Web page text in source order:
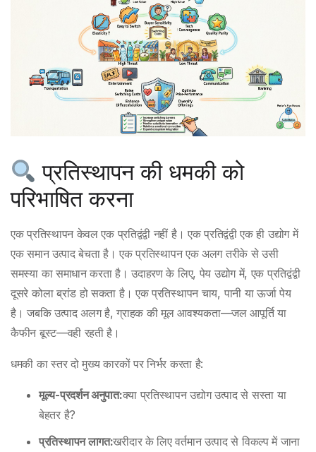
प्रतिस्थापन की धमकी को
परिभाषित करना
एक प्रतिस्थापन केवल एक प्रतिद्वंद्वी नहीं है। एक प्रतिद्वंद्वी एक ही उद्योग में
एक समान उत्पाद बेचता है। एक प्रतिस्थापन एक अलग तरीके से उसी
समस्या का समाधान करता है। उदाहरण के लिए, पेय उद्योग में, एक प्रतिद्वंद्वी
दूसरे कोला ब्रांड हो सकता है। एक प्रतिस्थापन चाय, पानी या ऊर्जा पेय
है। जबकि उत्पाद अलग है, ग्राहक की मूल आवश्यकता—जल आपूर्ति या
कैफीन बूस्ट—वही रहती है।
धमकी का स्तर दो मुख्य कारकों पर निर्भर करता है:
मूल्य-प्रदर्शन अनुपात:क्या प्रतिस्थापन उद्योग उत्पाद से सस्ता या
बेहतर है?
प्रतिस्थापन लागत:खरीदार के लिए वर्तमान उत्पाद से विकल्प में जाना